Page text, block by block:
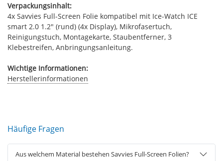
Verpackungsinhalt:
4x Savvies Full-Screen Folie kompatibel mit Ice-Watch ICE
smart 2.0 1.2" (rund) (4x Display), Mikrofasertuch,
Reinigungstuch, Montagekarte, Staubentferner, 3
Klebestreifen, Anbringungsanleitung.
Wichtige Informationen:
Herstellerinformationen
Häufige Fragen
Aus welchem Material bestehen Savvies Full-Screen Folien?